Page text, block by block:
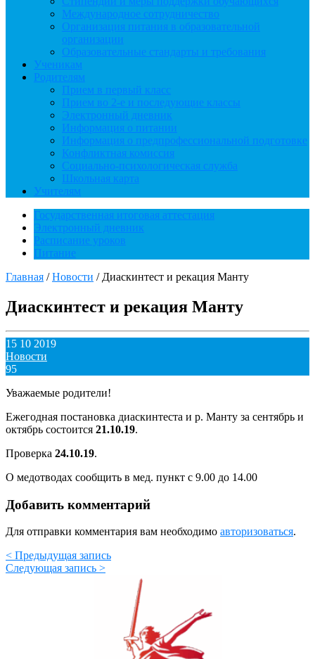
Международное сотрудничество
Организация питания в образовательной
организации
Образовательные стандарты и требования
Ученикам
Родителям
Прием в первый класс
Прием во 2-е и последующие классы
Электронный дневник
Информация о питании
Информация о предпрофессиональной подготовке
Конфликтная комиссия
Социально-психологическая служба
Школьная карта
Учителям
Государственная итоговая аттестация
Электронный дневник
Расписание уроков
Питание
Главная /Новости / Диаскинтест и рекация Манту
Диаскинтест и рекация Манту
15 10 2019
Новости
95
Уважаемые родители!
Ежегодная постановка диаскинтеста и р. Манту за сентябрь и
октябрь состоится 21.10.19.
Проверка 24.10.19.
О медотводах сообщить в мед. пункт с 9.00 до 14.00
Добавить комментарий
Для отправки комментария вам необходимо авторизоваться.
< Предыдущая запись
Следующая запись >